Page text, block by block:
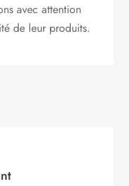
avec attention
de leur produits.